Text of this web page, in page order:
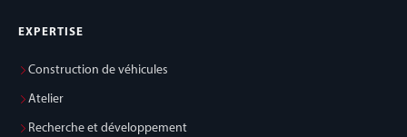
EXPERTISE
Construction de véhicules
Atelier
Recherche et développement